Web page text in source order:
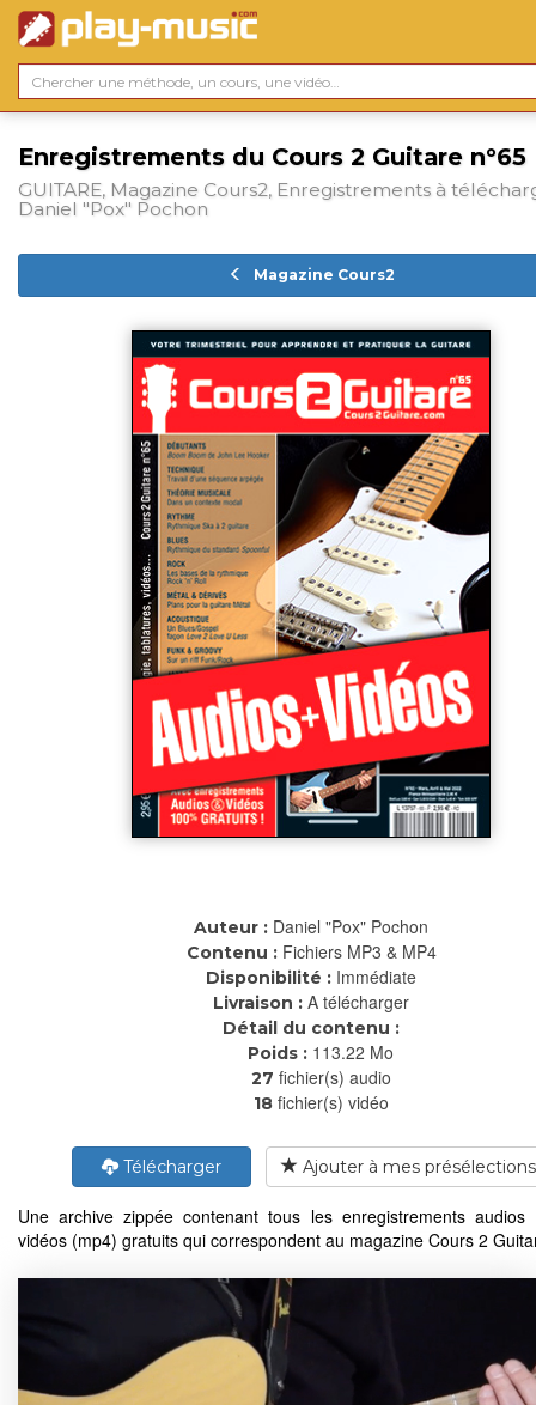
Enregistrements du Cours 2 Guitare n°65
GUITARE, Magazine Cours2, Enregistrements à
Daniel "Pox" Pochon
Magazine Cours2
Auteur : Daniel "Pox" Pochon
Contenu : Fichiers MP3 & MP4
Disponibilité : Immédiate
Livraison : A télécharger
Détail du contenu :
Poids : 113.22 Mo
27 fichier(s) audio
18 fichier(s) vidéo
Télécharger Ajouter à mes présélections
Une archive zippée contenant tous les enregistrements audios
vidéos (mp4) gratuits qui correspondent au magazine Cours 2